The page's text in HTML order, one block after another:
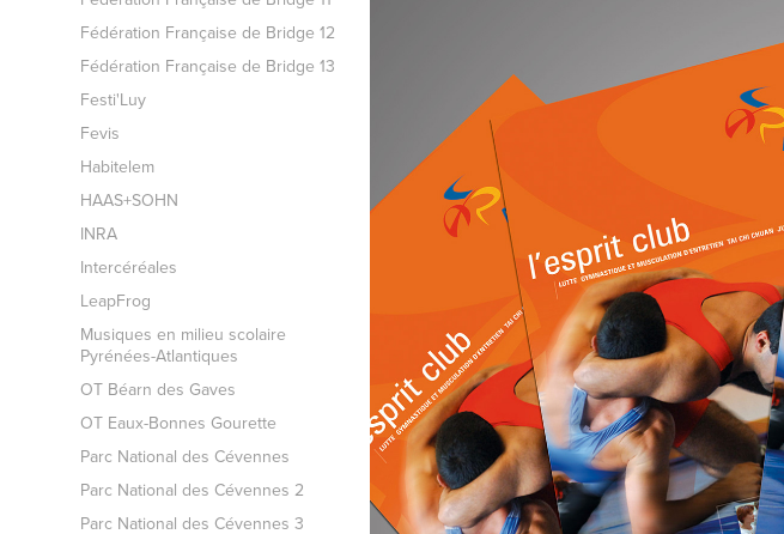
Fédération Française de Bridge 12
Fédération Française de Bridge 13
Festi'Luy
Fevis
Habitelem
HAAS+SOHN
INRA
Intercéréales
LeapFrog
Musiques en milieu scolaire
Pyrénées-Atlantiques
OT Béarn des Gaves
OT Eaux-Bonnes Gourette
Parc National des Cévennes
Parc National des Cévennes 2
Parc National des Cévennes 3